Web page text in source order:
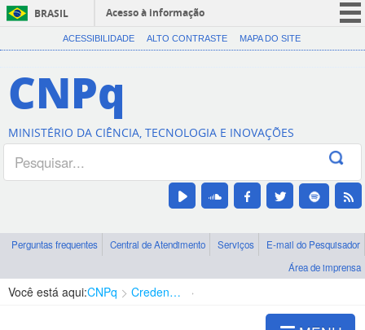
BRASIL
Acesso à informação
CORONAVÍRUS (COVID-19)
Canais
ACESSIBILIDADE ALTO CONTRASTE MAPA DO SITE
CNPq
MINISTÉRIO DA CIÊNCIA, TECNOLOGIA E INOVAÇÕES
Perguntas frequentes Central de Atendimento Serviços
E-mail do Pesquisador
Área de imprensa
Você está aqui:CNPq Credenciamento